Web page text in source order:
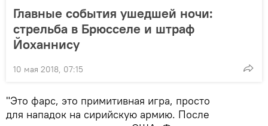
Главные события ушедшей ночи:
стрельба в Брюсселе и штраф
Йоханнису
10 мая 2018, 07:15
"Это фарс, это примитивная игра, просто
для нападок на сирийскую армию. После